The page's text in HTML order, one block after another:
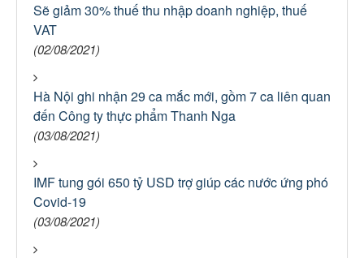
Sẽ giảm 30% thuế thu nhập doanh nghiệp, thuế
VAT
(02/08/2021)
Hà Nội ghi nhận 29 ca mắc mới, gồm 7 ca liên quan
đến Công ty thực phẩm Thanh Nga
(03/08/2021)
IMF tung gói 650 tỷ USD trợ giúp các nước ứng phó
Covid-19
(03/08/2021)